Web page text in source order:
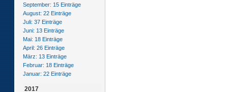
September: 15 Einträge
August: 22 Einträge
Juli: 37 Einträge
Juni: 13 Einträge
Mai: 18 Einträge
April: 26 Einträge
März: 13 Einträge
Februar: 18 Einträge
Januar: 22 Einträge
2017